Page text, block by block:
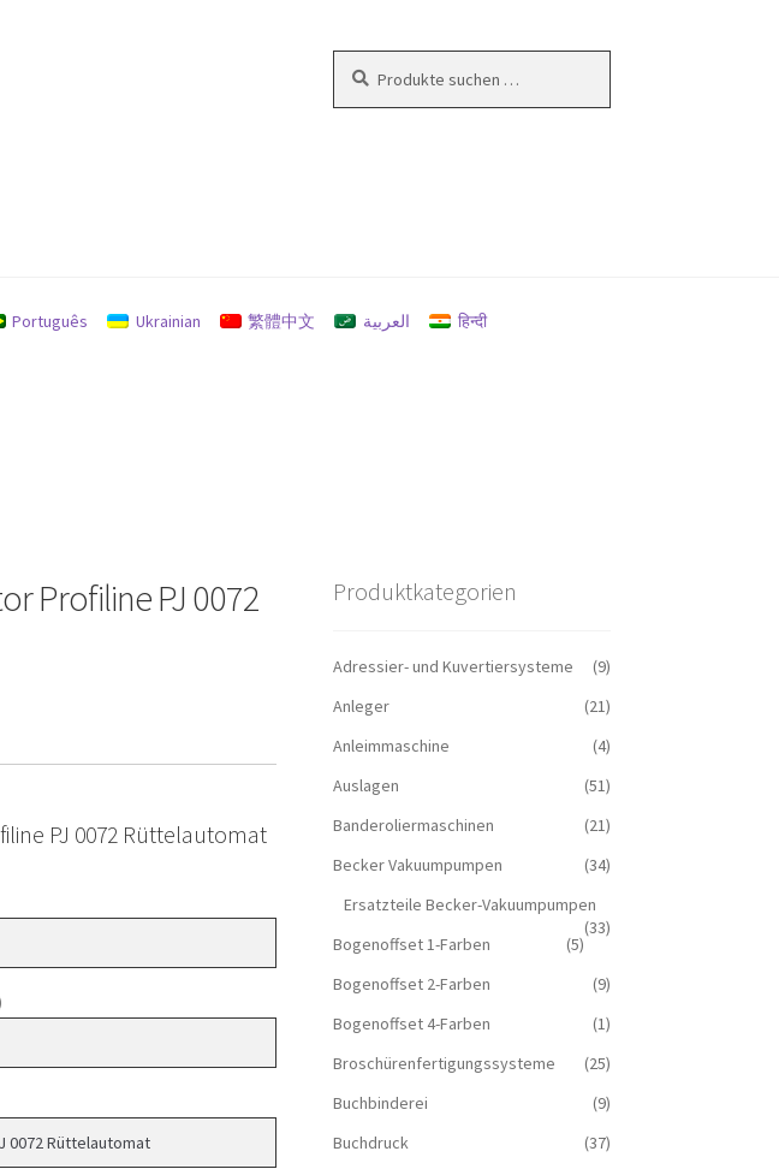
nach:
Português Ukrainian 繁體中文 العربية
हिन्दी
Profiline PJ 0072
PJ 0072 Rüttelautomat
Produktkategorien
Adressier- und Kuvertiersysteme
(9)
Anleger
(21)
Anleimmaschine
(4)
Auslagen
(51)
Banderoliermaschinen
(21)
Becker Vakuumpumpen
(34)
Ersatzteile Becker-Vakuumpumpen
(33)
Bogenoffset 1-Farben
(5)
Bogenoffset 2-Farben
(9)
Bogenoffset 4-Farben
(1)
Broschürenfertigungssysteme
(25)
Buchbinderei
(9)
Buchdruck
(37)